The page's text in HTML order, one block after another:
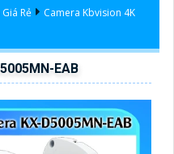
Rẻ
Camera Kbvision 4K
EAB